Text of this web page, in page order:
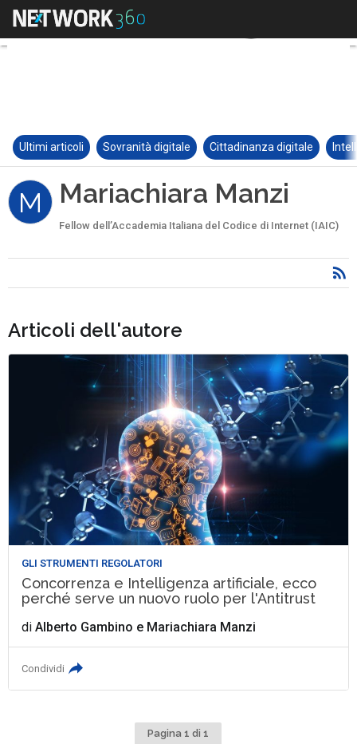
Ultimi articoli Sovranità digitale Cittadinanza digitale
M Mariachiara Manzi
Fellow dell’Accademia Italiana del Codice di Internet (IAIC)
Articoli dell'autore
GLI STRUMENTI REGOLATORI
Concorrenza e Intelligenza artificiale, ecco
perché serve un nuovo ruolo per l'Antitrust
diAlberto Gambino e Mariachiara Manzi
Condividi
Pagina 1 di 1